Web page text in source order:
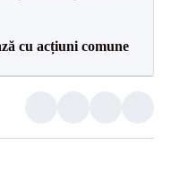
cu acțiuni comune